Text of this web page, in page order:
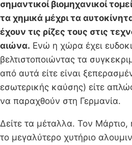
σημαντικοί βιομηχανικοί
τα χημικά μέχρι τα
έχουν τις ρίζες τους στις
αιώνα. Ενώ η χώρα έχει
βελτιστοποιώντας τα
από αυτά είτε είναι
εσωτερικής καύσης) είτε
να παραχθούν στη Γερμανία.
Δείτε τα μέταλλα. Τον Μάρτιο,
το μεγαλύτερο χυτήριο